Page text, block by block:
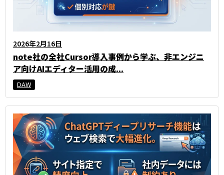
2026年2月16日
note社の全社Cursor導入事例から学ぶ、非エンジニ
ア向けAIエディター活用の成...
DAW